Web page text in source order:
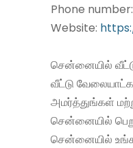
Phone
Website:
சென்னையில்
வீட்டு
அமர்த்துங்கள்
சென்னையில்
சென்னையில்